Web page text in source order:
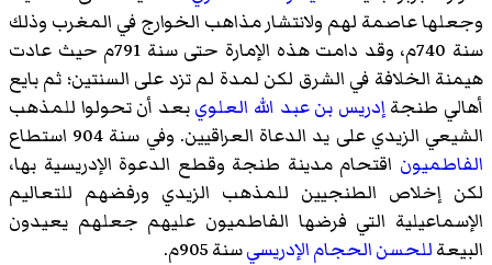
وجعلها عاصمة لهم ولانتشار مذاهب الخوارج في المغرب وذلك
سنة 740م، وقد دامت هذه الإمارة حتى سنة 791م حيث عادت
هيمنة الخلافة في الشرق لكن لمدة لم تزد على السنتين؛ ثم بايع
أهالي طنجةإدريس بن عبد الله العلويبعد أن تحولوا للمذهب
الشيعي الزيدي على يد الدعاة العراقيين. وفي سنة 904 استطاع
الفاطميون اقتحام مدينة طنجة وقطع الدعوة الإدريسية بها،
لكن إخلاص الطنجيين للمذهب الزيدي ورفضهم للتعاليم
الإسماعيلية التي فرضها الفاطميون عليهم جعلهم يعيدون
البيعةللحسن الحجام الإدريسيسنة 905م.